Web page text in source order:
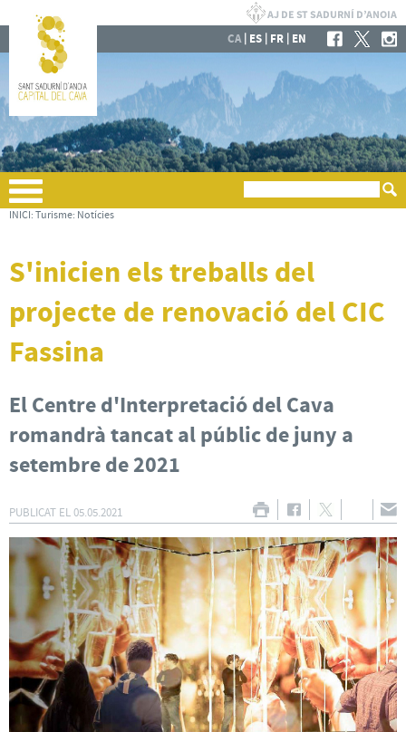
CA| ES | FR | EN
INICI: Turisme: Notícies
S'inicien els treballs del
projecte de renovació del CIC
Fassina
El Centre d'Interpretació del Cava
romandrà tancat al públic de juny a
setembre de 2021
PUBLICAT EL05.05.2021